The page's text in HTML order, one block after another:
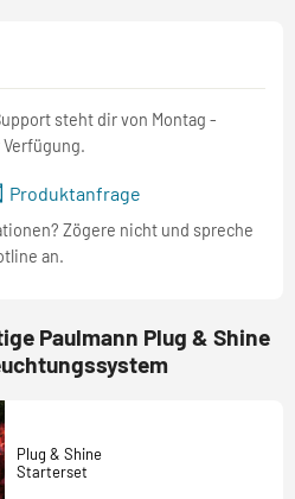
Paulmann Plug & Shine
Plug & Shine
Starterset
steht dir von Montag -
Verfügung.
Produktanfrage
Zögere nicht und spreche
an.